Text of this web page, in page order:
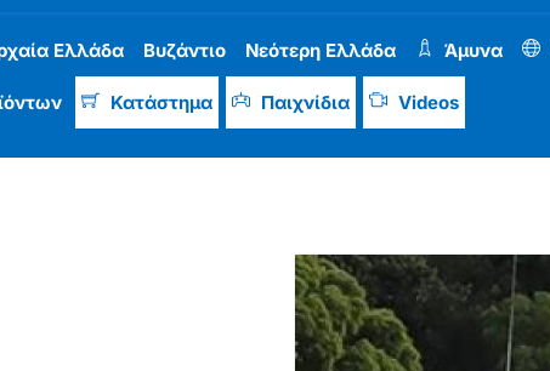
Ελλάδα Βυζάντιο Νεότερη Ελλάδα Άμυνα
Κατάστημα Παιχνίδια Videos